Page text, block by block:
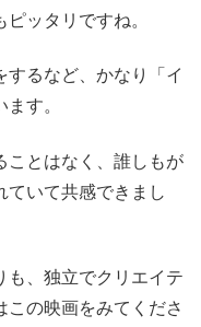
ッタリですね。
るなど、かなり「イ
す。
ことはなく、誰しもが
ていて共感できまし
も、独立でクリエイテ
この映画をみてくださ